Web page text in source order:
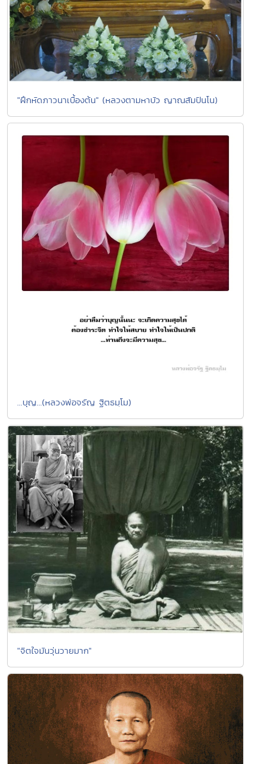
"ฝึกหัดภาวนาเบื้องต้น" (หลวงตามหาบัว ญาณสัมปันโน)
...บุญ...(หลวงพ่อจรัญ ฐิตธมฺโม)
"จิตใจมันวุ่นวายมาก"